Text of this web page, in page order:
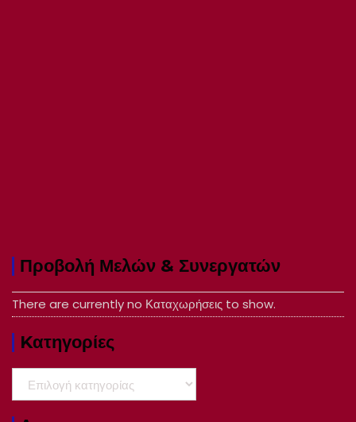
Προβολή Μελών & Συνεργατών
There are currently no Καταχωρήσεις to show.
Kατηγορίες